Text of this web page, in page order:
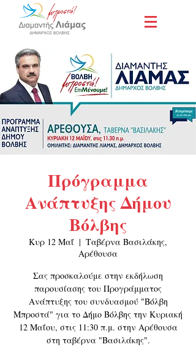
Πρόγραμμα
Ανάπτυξης Δήμου
Βόλβης
Κυρ 12 Μαΐ
  |
Ταβέρνα Βασιλάκης,
Αρέθουσα
Σας προσκαλούμε στην εκδήλωση
παρουσίασης του Προγράμματος
Ανάπτυξης του συνδυασμού "Βόλβη
Μπροστά" για το Δήμο Βόλβης την Κυριακή
12 Μαΐου, στις 11:30 π.μ. στην Αρέθουσα
στη ταβέρνα "Βασιλάκης".